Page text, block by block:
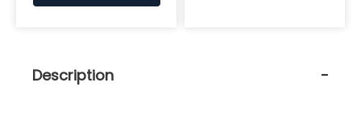
Description